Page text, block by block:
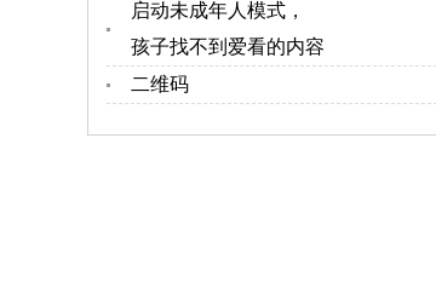
启动未成年人模式，
孩子找不到爱看的内容
二维码